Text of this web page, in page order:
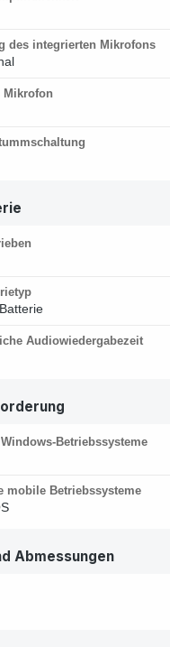
des integrierten Mikrofons
Mikrofon
Audiowiedergabezeit
Betriebssysteme
mobile Betriebssysteme
Abmessungen